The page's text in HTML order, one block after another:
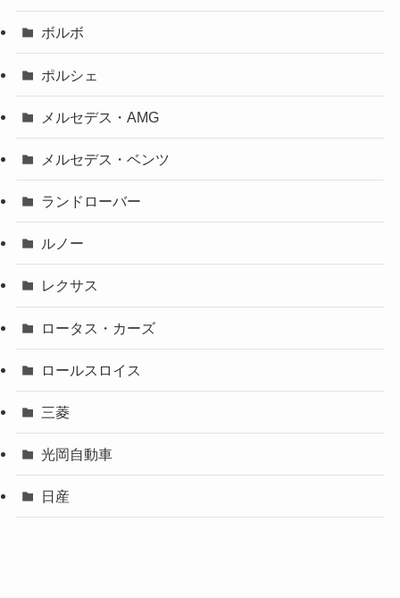
ボルボ
ポルシェ
メルセデス・AMG
メルセデス・ベンツ
ランドローバー
ルノー
レクサス
ロータス・カーズ
ロールスロイス
三菱
光岡自動車
日産